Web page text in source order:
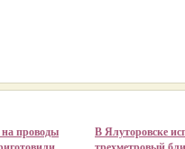
проводы
В Ялуторовске